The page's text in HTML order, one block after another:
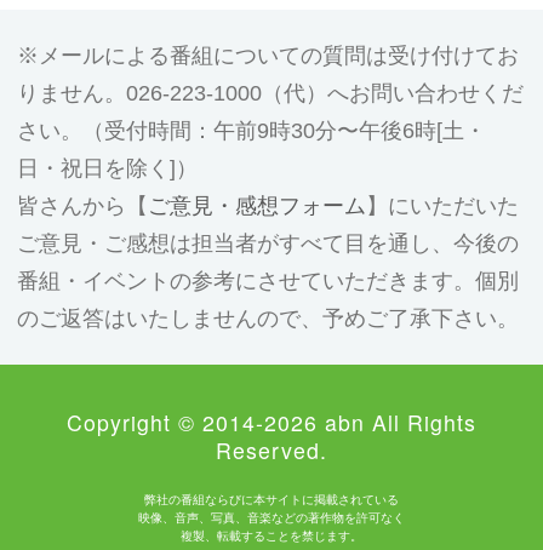
メールによる番組についての質問は受け付けてお
りません。026-223-1000（代）へお問い合わせくだ
さい。（受付時間：午前9時30分〜午後6時[土・
日・祝日を除く]）
皆さんから【 ご意見・感想フォーム 】にいただいた
ご意見・ご感想は担当者がすべて目を通し、今後の
番組・イベントの参考にさせていただきます。個別
のご返答はいたしませんので、予めご了承下さい。
Copyright © 2014-2026 abn All Rights
Reserved.
弊社の番組ならびに本サイトに掲載されている
映像、音声、写真、音楽などの著作物を許可なく
複製、転載することを禁じます。